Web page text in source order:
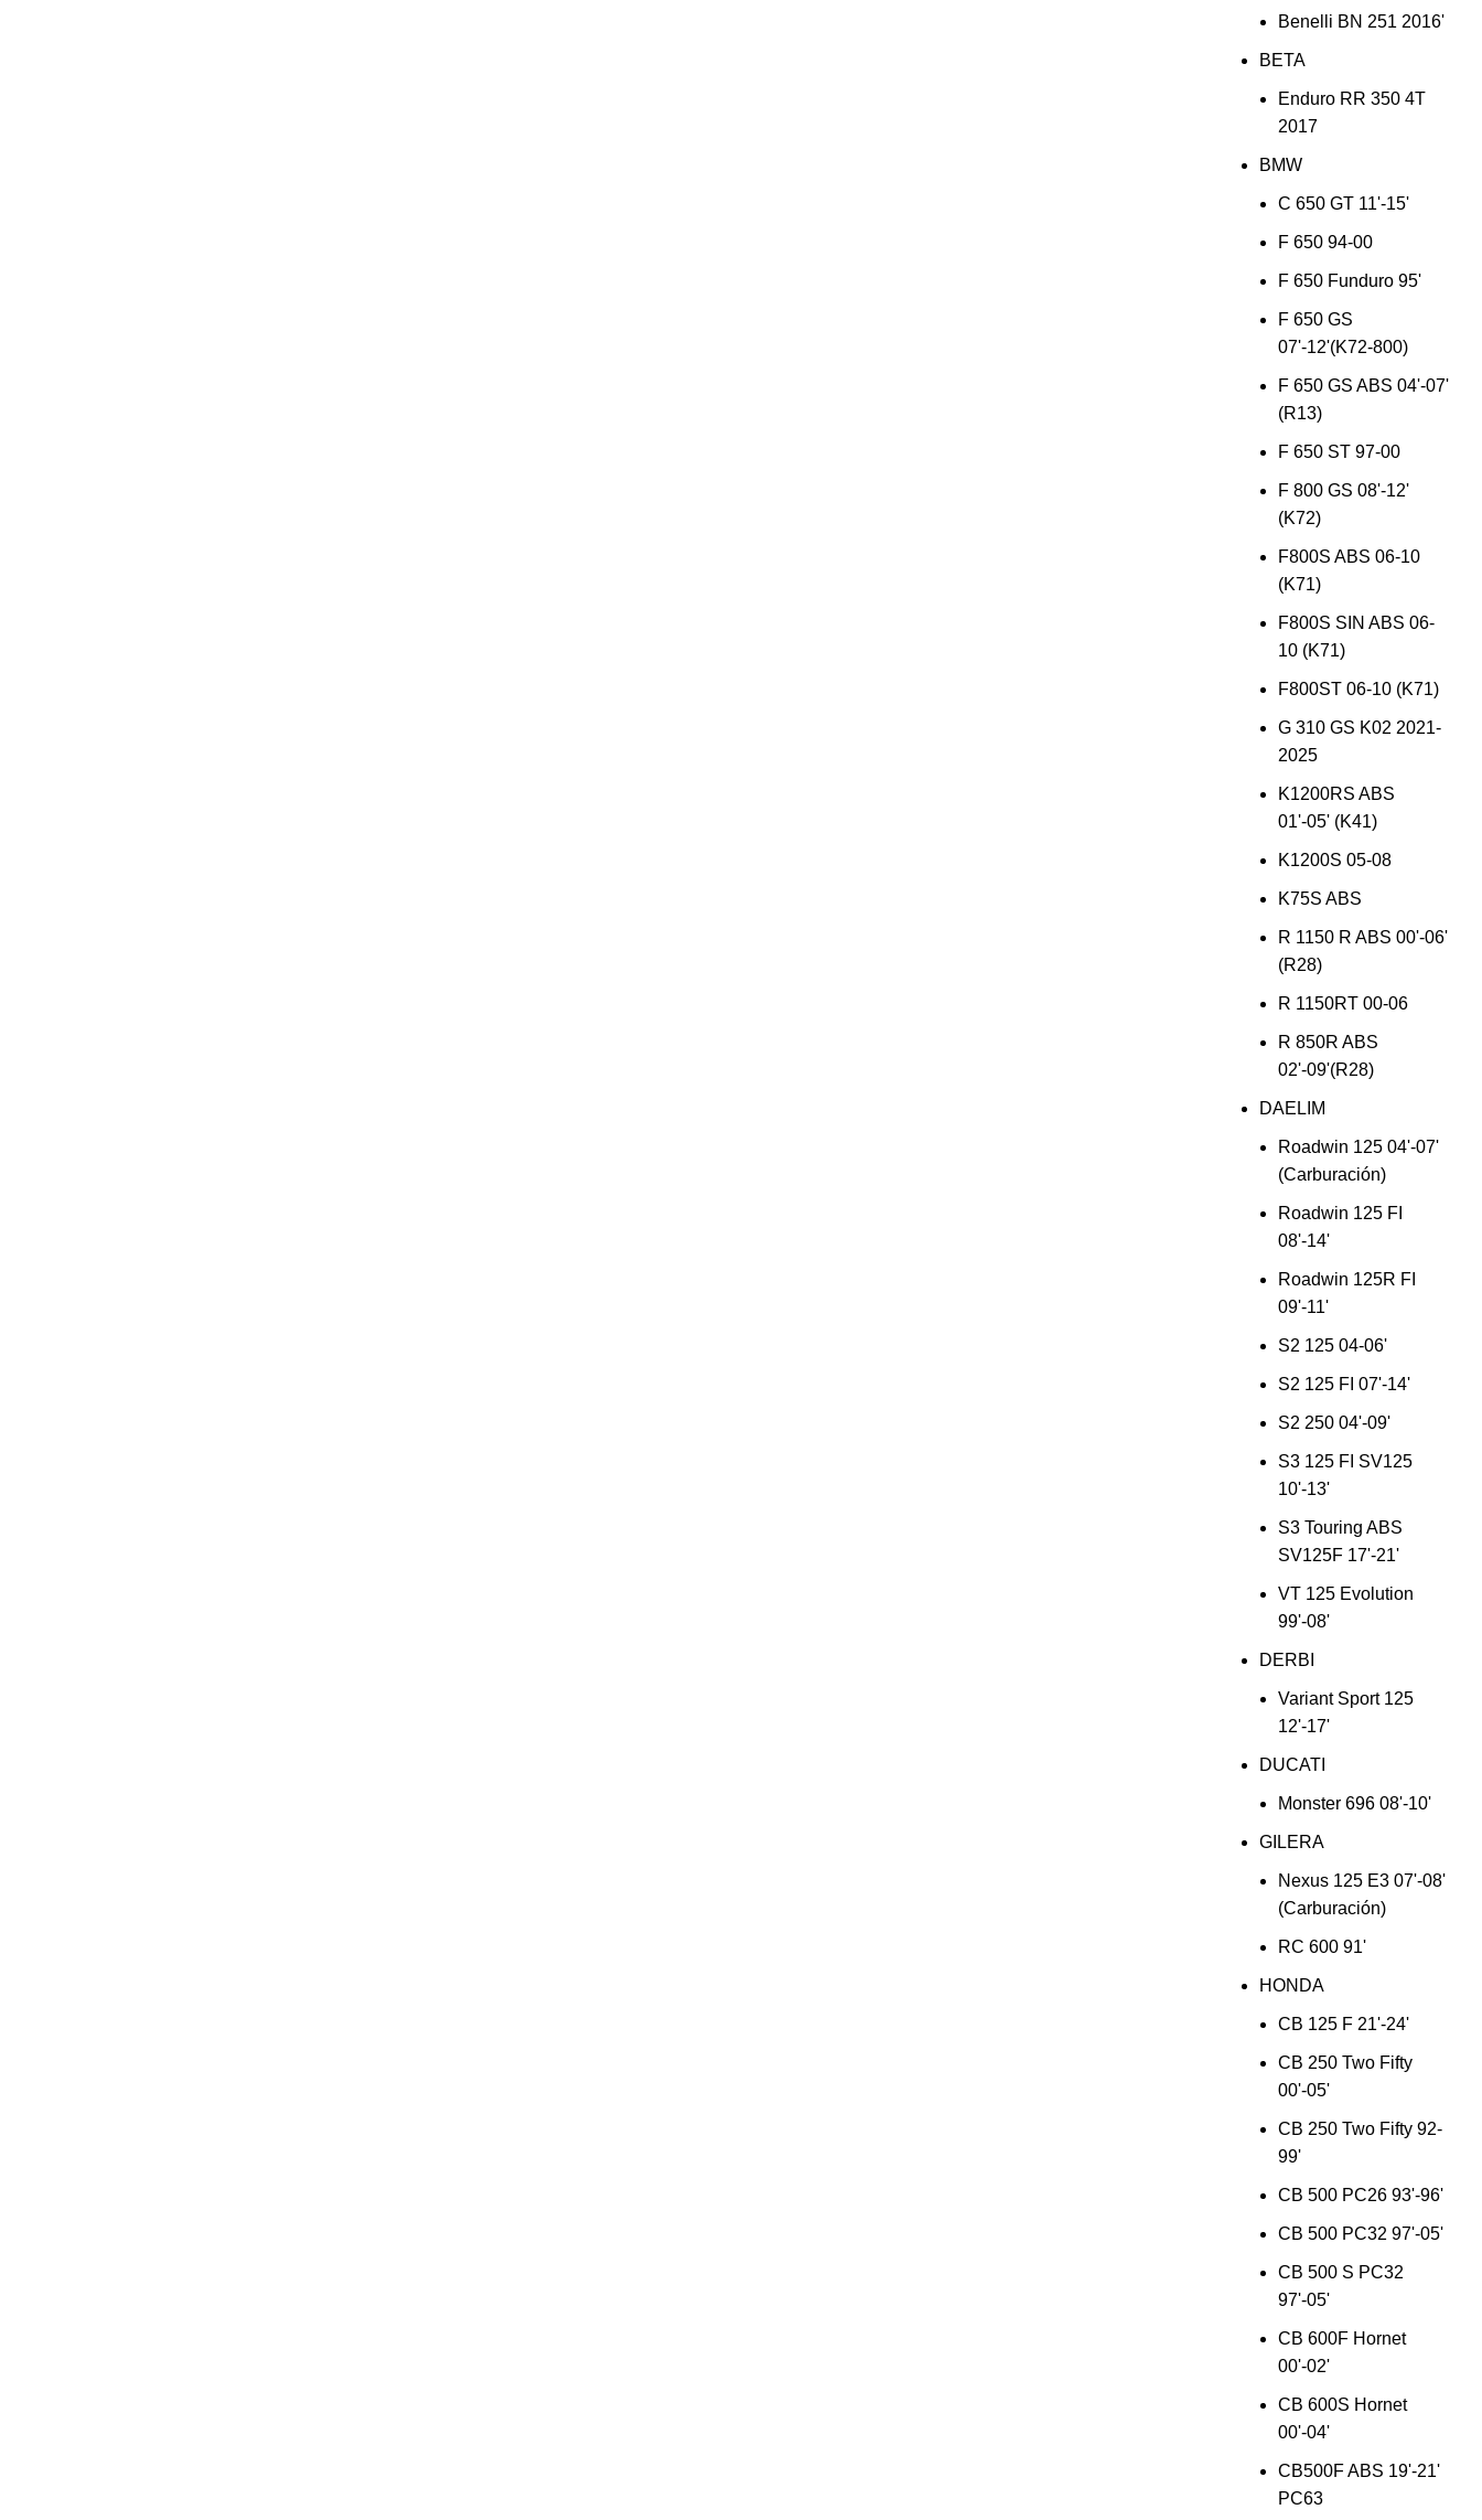
Benelli BN 251 2016'
BETA
Enduro RR 350 4T
2017
BMW
C 650 GT 11'-15'
F 650 94-00
F 650 Funduro 95'
F 650 GS
07'-12'(K72-800)
F 650 GS ABS 04'-07'
(R13)
F 650 ST 97-00
F 800 GS 08'-12'
(K72)
F800S ABS 06-10
(K71)
F800S SIN ABS 06-
10 (K71)
F800ST 06-10 (K71)
G 310 GS K02 2021-
2025
K1200RS ABS
01'-05' (K41)
K1200S 05-08
K75S ABS
R 1150 R ABS 00'-06'
(R28)
R 1150RT 00-06
R 850R ABS
02'-09'(R28)
DAELIM
Roadwin 125 04'-07'
(Carburación)
Roadwin 125 FI
08'-14'
Roadwin 125R FI
09'-11'
S2 125 04-06'
S2 125 FI 07'-14'
S2 250 04'-09'
S3 125 FI SV125
10'-13'
S3 Touring ABS
SV125F 17'-21'
VT 125 Evolution
99'-08'
DERBI
Variant Sport 125
12'-17'
DUCATI
Monster 696 08'-10'
GILERA
Nexus 125 E3 07'-08'
(Carburación)
RC 600 91'
HONDA
CB 125 F 21'-24'
CB 250 Two Fifty
00'-05'
CB 250 Two Fifty 92-
99'
CB 500 PC26 93'-96'
CB 500 PC32 97'-05'
CB 500 S PC32
97'-05'
CB 600F Hornet
00'-02'
CB 600S Hornet
00'-04'
CB500F ABS 19'-21'
PC63